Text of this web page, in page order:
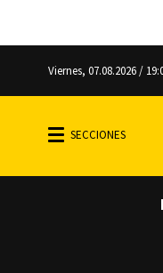
Viernes, 07.08.2026 /